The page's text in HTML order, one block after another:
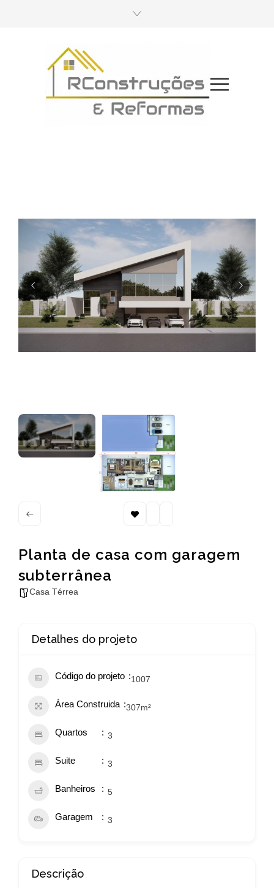
Planta de casa com garagem
subterrânea
Casa Térrea
Detalhes do projeto
Código do projeto 1007
Área Construida 307m²
Quartos 3
Suite 3
Banheiros 5
Garagem 3
Descrição